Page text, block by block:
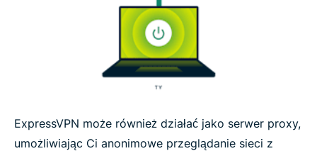
ExpressVPN może również działać jako serwer proxy,
umożliwiając Ci anonimowe przeglądanie sieci z